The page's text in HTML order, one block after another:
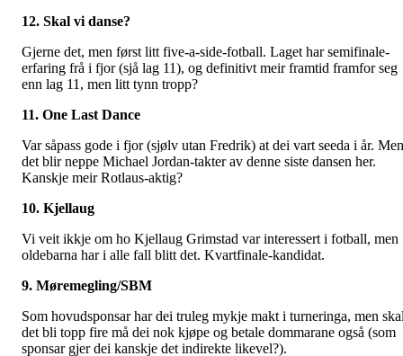
12. Skal vi danse?
Gjerne det, men først litt five-a-side-fotball. Laget har semifinale-
erfaring frå i fjor (sjå lag 11), og definitivt meir framtid framfor seg
enn lag 11, men litt tynn tropp?
11. One Last Dance
Var såpass gode i fjor (sjølv utan Fredrik) at dei vart seeda i år. Men
det blir neppe Michael Jordan-takter av denne siste dansen her.
Kanskje meir Rotlaus-aktig?
10. Kjellaug
Vi veit ikkje om ho Kjellaug Grimstad var interessert i fotball, men
oldebarna har i alle fall blitt det. Kvartfinale-kandidat.
9. Møremegling/SBM
Som hovudsponsar har dei truleg mykje makt i turneringa, men
det bli topp fire må dei nok kjøpe og betale dommarane også (som
sponsar gjer dei kanskje det indirekte likevel?).